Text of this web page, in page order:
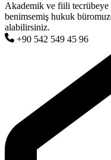
Akademik ve fiili tecrübeye
benimsemiş hukuk
alabilirsiniz.
+90 542 549 45 96